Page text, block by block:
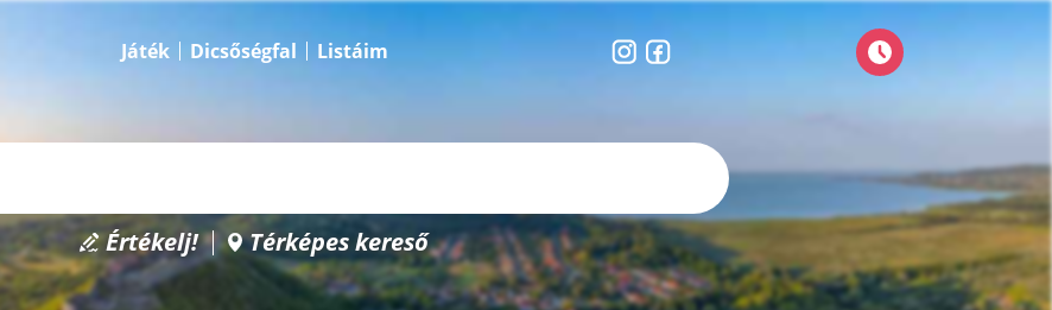
Játék Dicsőségfal Listáim
Értékelj! Térképes kereső